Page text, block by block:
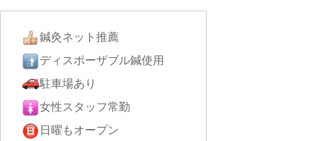
鍼灸ネット推薦
ディスポーザブル鍼使用
駐車場あり
女性スタッフ常勤
日曜もオープン